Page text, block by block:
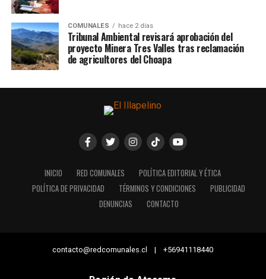
COMUNALES hace 2 días
Tribunal Ambiental revisará aprobación del
proyecto Minera Tres Valles tras reclamación
de agricultores del Choapa
INICIO RED COMUNALES
POLÍTICA EDITORIAL Y ÉTICA
POLÍTICA DE PRIVACIDAD
TÉRMINOS Y CONDICIONES
PUBLICIDAD
DENUNCIAS
CONTACTO
contacto@redcomunales.cl | +56941118440